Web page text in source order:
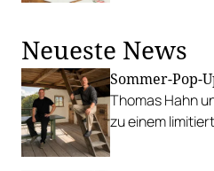
Neueste News
Sommer-Pop-
Thomas Hahn
zu einem